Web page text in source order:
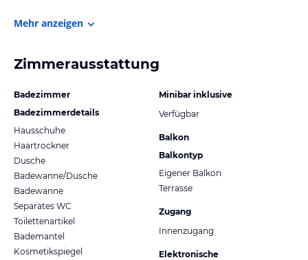
Mehr anzeigen
Zimmerausstattung
Badezimmer
Badezimmerdetails
Hausschuhe
Haartrockner
Dusche
Badewanne/Dusche
Badewanne
Separates WC
Toilettenartikel
Bademantel
Kosmetikspiegel
Minibar inklusive
Verfügbar
Balkon
Balkontyp
Eigener Balkon
Terrasse
Zugang
Innenzugang
Elektronische